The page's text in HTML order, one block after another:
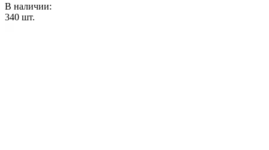
В наличии:
340 шт.